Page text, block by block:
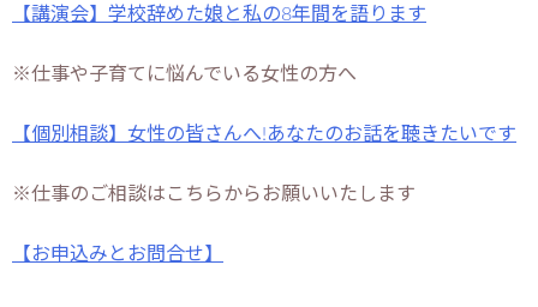
【講演会】学校辞めた娘と私の8年間を語ります
※仕事や子育てに悩んでいる女性の方へ
【個別相談】女性の皆さんへ!あなたのお話を聴きたいです
※仕事のご相談はこちらからお願いいたします
【お申込みとお問合せ】